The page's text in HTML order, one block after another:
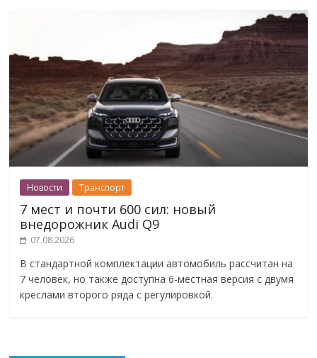
Новости Транспорт
7 мест и почти 600 сил: новый
внедорожник Audi Q9
07.08.2026
В стандартной комплектации автомобиль рассчитан на
7 человек, но также доступна 6-местная версия с двумя
креслами второго ряда с регулировкой.